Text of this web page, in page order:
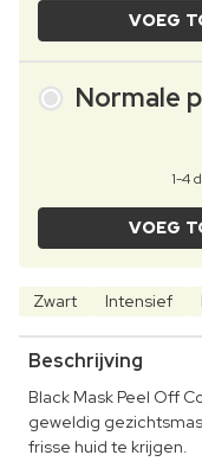
VOEG
Normale
1-4
VOEG
Zwart Intensief
Beschrijving
Black Mask Peel Off
geweldig
frisse huid te krijgen.